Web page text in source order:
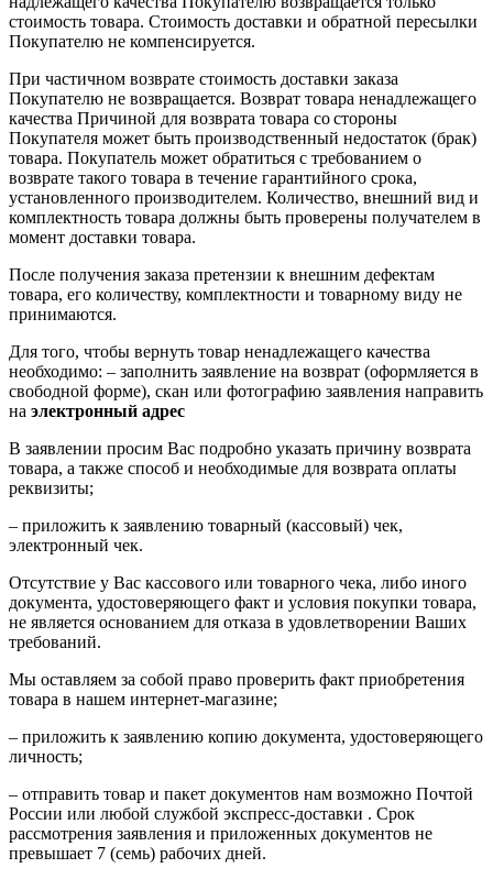
стоимость товара. Стоимость доставки и обратной пересылки
Покупателю не компенсируется.
При частичном возврате стоимость доставки заказа
Покупателю не возвращается. Возврат товара ненадлежащего
качества Причиной для возврата товара со стороны
Покупателя может быть производственный недостаток (брак)
товара. Покупатель может обратиться с требованием о
возврате такого товара в течение гарантийного срока,
установленного производителем. Количество, внешний вид и
комплектность товара должны быть проверены получателем в
момент доставки товара.
После получения заказа претензии к внешним дефектам
товара, его количеству, комплектности и товарному виду не
принимаются.
Для того, чтобы вернуть товар ненадлежащего качества
необходимо: – заполнить заявление на возврат (оформляется в
свободной форме), скан или фотографию заявления направить
на электронный адрес
В заявлении просим Вас подробно указать причину возврата
товара, а также способ и необходимые для возврата оплаты
реквизиты;
– приложить к заявлению товарный (кассовый) чек,
электронный чек.
Отсутствие у Вас кассового или товарного чека, либо иного
документа, удостоверяющего факт и условия покупки товара,
не является основанием для отказа в удовлетворении Ваших
требований.
Мы оставляем за собой право проверить факт приобретения
товара в нашем интернет-магазине;
– приложить к заявлению копию документа, удостоверяющего
личность;
– отправить товар и пакет документов нам возможно Почтой
России или любой службой экспресс-доставки . Срок
рассмотрения заявления и приложенных документов не
превышает 7 (семь) рабочих дней.